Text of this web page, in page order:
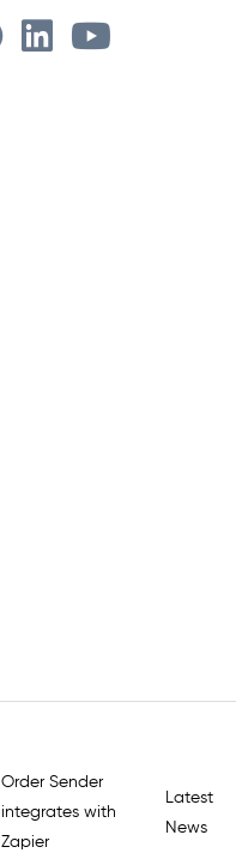
Order Sender
integrates with
Zapier
Latest
News